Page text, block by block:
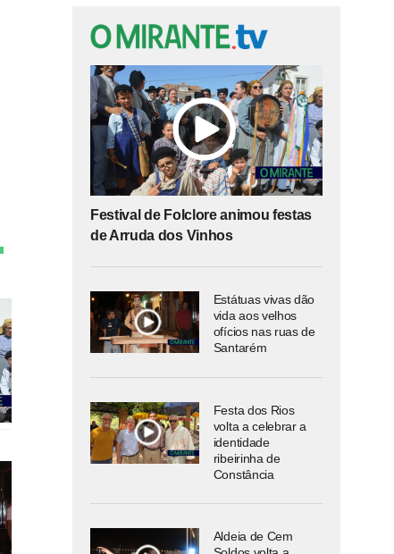
Festival de Folclore animou festas
de Arruda dos Vinhos
Estátuas vivas dão
vida aos velhos
ofícios nas ruas de
Santarém
Festa dos Rios
volta a celebrar a
identidade
ribeirinha de
Constância
Aldeia de Cem